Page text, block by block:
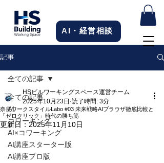
AI・経営相談
記事
全ての記事
AI
コワーキング
AI×コワーキング
AI講座スターター版
AI講座プロ版
全ての記事
奈良ワークスタイルLabo #03 未来戦略AIブラウザ徹底比較と
「ゼロクリック」時代の勝ち筋
HSビルワーキングスペース運営チーム
2025年10月23日 読了時間: 3分
更新日： 2025年11月10日